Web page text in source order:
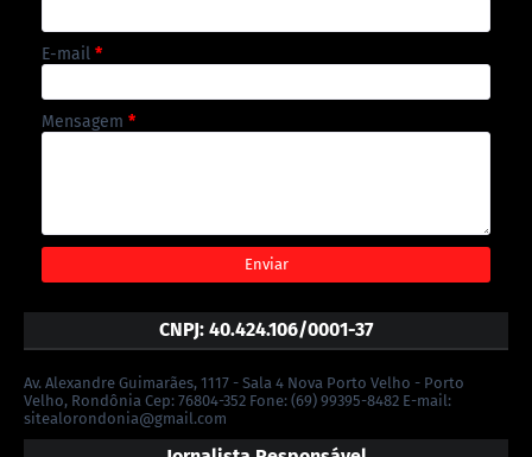
E-mail *
Mensagem *
CNPJ: 40.424.106/0001-37
Av. Alexandre Guimarães, 1117 - Sala 4 Nova Porto Velho - Porto
Velho, Rondônia Cep: 76804-352 Fone: (69) 99395-8482 E-mail:
sitealorondonia@gmail.com